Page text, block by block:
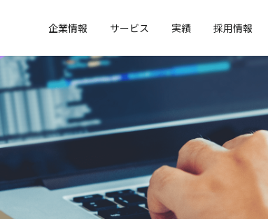
企業情報 サービス 実績 採用情報